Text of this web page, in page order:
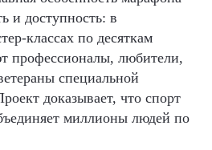
и доступность: в
классах по десяткам
профессионалы, любители,
специальной
доказывает, что спорт
миллионы людей по